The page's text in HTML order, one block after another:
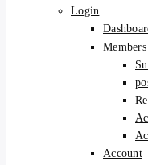
Login
Members
Account